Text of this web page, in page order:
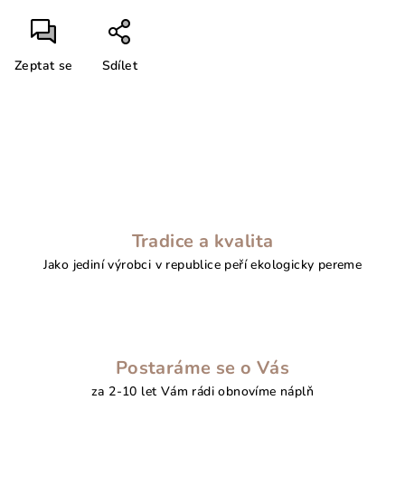
Zeptat se Sdílet
Tradice a kvalita
Jako jediní výrobci v republice peří ekologicky pereme
Postaráme se o Vás
za 2-10 let Vám rádi obnovíme náplň